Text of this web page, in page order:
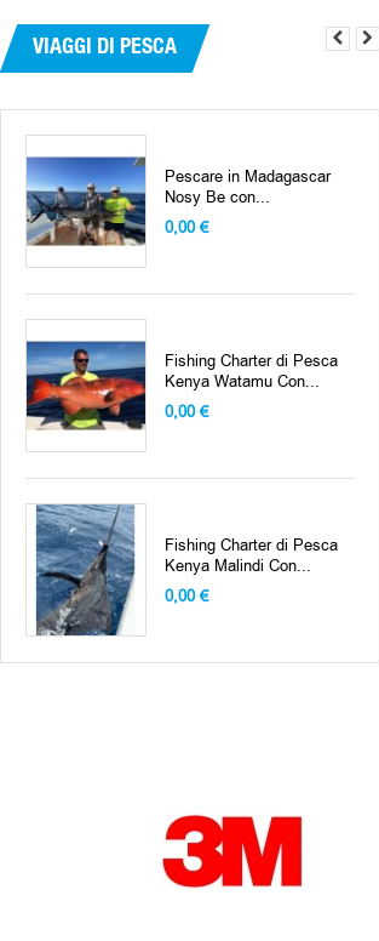
VIAGGI DI PESCA
Fishing Charter di Pesca
Kenya LAMU ISLAND...
0,00 €
Charter di Pesca Dakar
Senegal Fishing...
0,00 €
Charter di Pescare
Tenerife Puerto Colon...
0,00 €